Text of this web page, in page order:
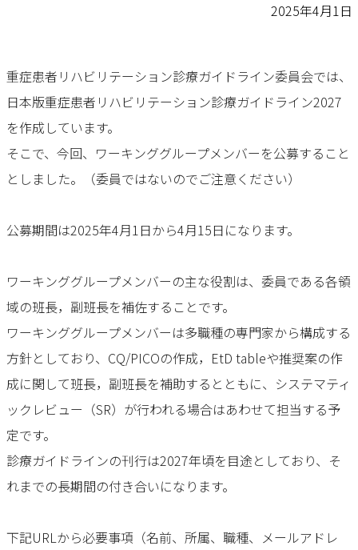
2025年4月1日
重症患者リハビリテーション診療ガイドライン委員会では、
日本版重症患者リハビリテーション診療ガイドライン2027
を作成しています。
そこで、今回、ワーキンググループメンバーを公募すること
としました。（委員ではないのでご注意ください）
公募期間は2025年4月1日から4月15日になります。
ワーキンググループメンバーの主な役割は、委員である各領
域の班長，副班長を補佐することです。
ワーキンググループメンバーは多職種の専門家から構成する
方針としており、CQ/PICOの作成，EtD tableや推奨案の作
成に関して班長，副班長を補助するとともに、システマティ
ックレビュー（SR）が行われる場合はあわせて担当する予
定です。
診療ガイドラインの刊行は2027年頃を目途としており、そ
れまでの長期間の付き合いになります。
下記URLから必要事項（名前、所属、職種、メールアドレ